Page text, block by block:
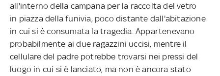
all'interno della campana per la raccolta del vetro
in piazza della funivia, poco distante dall'abitazione
in cui si è consumata la tragedia. Appartenevano
probabilmente ai due ragazzini uccisi, mentre il
cellulare del padre potrebbe trovarsi nei pressi del
luogo in cui si è lanciato, ma non è ancora stato